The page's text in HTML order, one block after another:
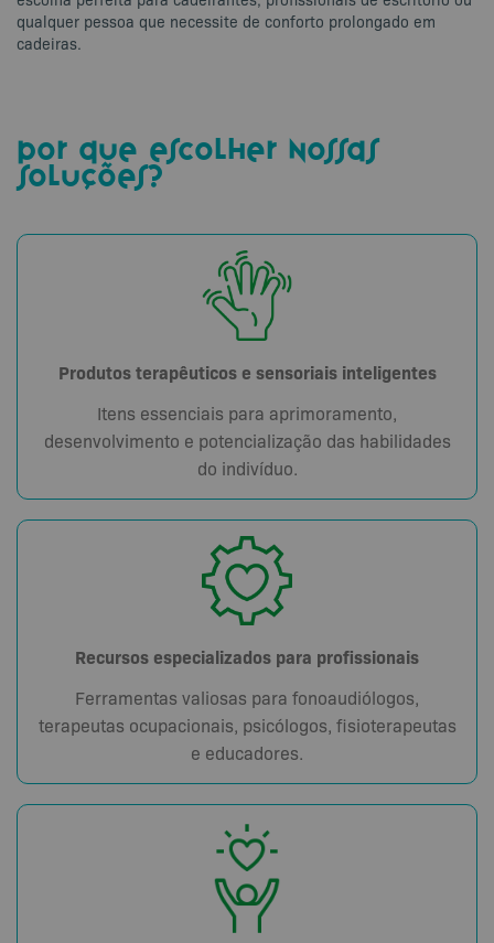
qualquer pessoa que necessite de conforto prolongado em
cadeiras.
por que escolher nossas
soluções?
Produtos terapêuticos e sensoriais inteligentes
Itens essenciais para aprimoramento,
desenvolvimento e potencialização das habilidades
do indivíduo.
Recursos especializados para profissionais
Ferramentas valiosas para fonoaudiólogos,
terapeutas ocupacionais, psicólogos, fisioterapeutas
e educadores.